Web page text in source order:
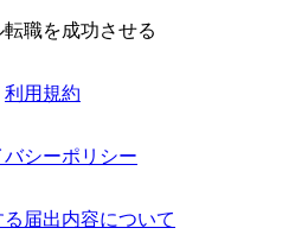
転職を成功させる
利用規約
バシーポリシー
届出内容について